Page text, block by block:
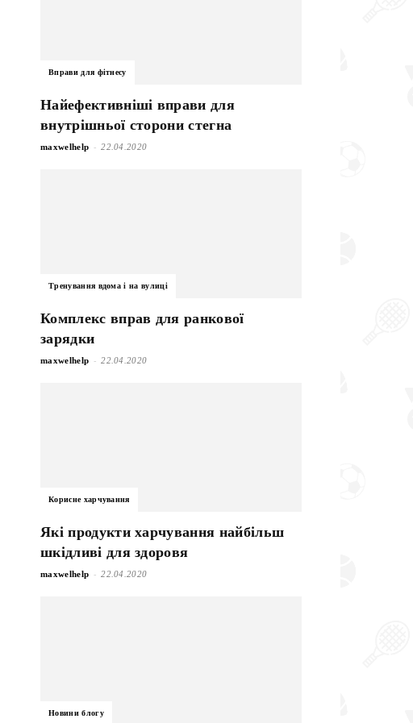
Вправи для фітнесу
Найефективніші вправи для
внутрішньої сторони стегна
maxwelhelp - 22.04.2020
Тренування вдома і на вулиці
Комплекс вправ для ранкової
зарядки
maxwelhelp - 22.04.2020
Корисне харчування
Які продукти харчування найбільш
шкідливі для здоровя
maxwelhelp - 22.04.2020
Новини блогу